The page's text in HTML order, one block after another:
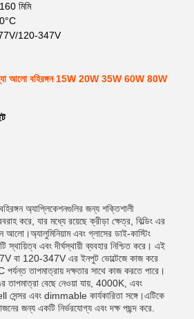
মিমি
120-347V
আলো বহিরঙ্গন 15W 20W 35W 60W 80W
অ্যাপ্লিকেশনগুলির জন্য শক্তিশালী
করে, যার মধ্যে রয়েছে ক্রীড়া ক্ষেত্র, বিল্ডিং এর
আলো।অ্যালুমিনিয়াম এবং গ্লাসের ডাই-কাস্টিং
স্থায়িত্ব এবং দীর্ঘস্থায়ী ব্যবহার নিশ্চিত করে। এই
বা 120-347V এর ইনপুট ভোল্টেজে কাজ করে
তাপমাত্রায় দক্ষতার সাথে কাজ করতে পারে।
তাপমাত্রা বেছে নেওয়া যায়, 4000K, এবং
এবং dimmable কার্যকারিতা সঙ্গে।এটিকে
জন্য একটি নির্ভরযোগ্য এবং দক্ষ পছন্দ করে.